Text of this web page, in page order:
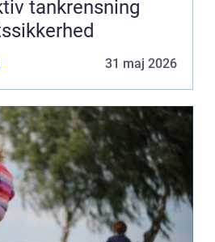
tankrensning
31 maj 2026